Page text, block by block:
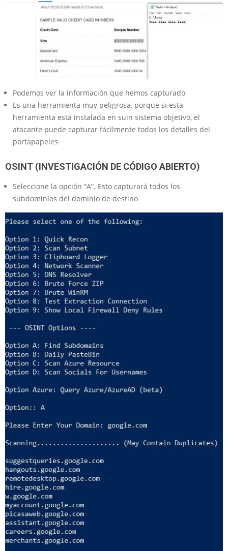
Podemos ver la información que hemos capturado
Es una herramienta muy peligrosa, porque si esta
herramienta está instalada en suin sistema objetivo, el
atacante puede capturar fácilmente todos los detalles del
portapapeles
OSINT (INVESTIGACIÓN DE CÓDIGO ABIERTO)
Seleccione la opción “A”. Esto capturará todos los
subdominios del dominio de destino